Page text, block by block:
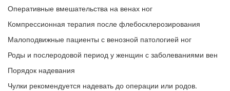
Оперативные вмешательства на венах ног
Компрессионная терапия после флебосклерозирования
Малоподвижные пациенты с венозной патологией ног
Роды и послеродовой период у женщин с заболеваниями вен
Порядок надевания
Чулки рекомендуется надевать до операции или родов.